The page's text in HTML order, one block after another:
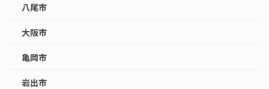
八尾市
大阪市
亀岡市
岩出市